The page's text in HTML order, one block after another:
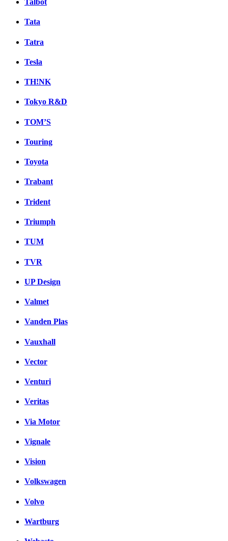
Talbot
Tata
Tatra
Tesla
TH!NK
Tokyo R&D
TOM’S
Touring
Toyota
Trabant
Trident
Triumph
TUM
TVR
UP Design
Valmet
Vanden Plas
Vauxhall
Vector
Venturi
Veritas
Via Motor
Vignale
Vision
Volkswagen
Volvo
Wartburg